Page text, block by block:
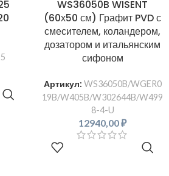
WS36050B WISENT
(60х50 см) Графит PVD с
смесителем, коландером,
дозатором и итальянским
сифоном
Артикул: WS36050B/WGER0
19B/W405B/W302644B/W499
8-4-U
12940,00₽